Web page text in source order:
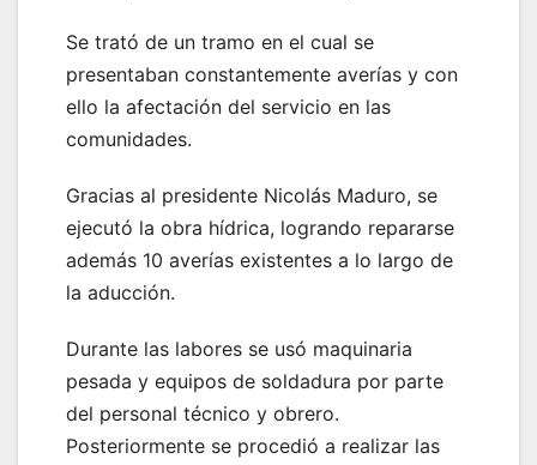
Se trató de un tramo en el cual se
presentaban constantemente averías y con
ello la afectación del servicio en las
comunidades.
Gracias al presidente Nicolás Maduro, se
ejecutó la obra hídrica, logrando repararse
además 10 averías existentes a lo largo de
la aducción.
Durante las labores se usó maquinaria
pesada y equipos de soldadura por parte
del personal técnico y obrero.
Posteriormente se procedió a realizar las